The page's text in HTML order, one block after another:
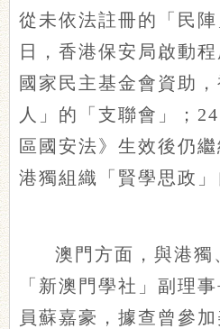
從未依法註冊的「民
日，香港保安局啟動
國家民主基金會資助
人」的「支聯會」；
區國安法》生效後仍
港獨組織「賢學思政」
澳門方面，與港獨
「新澳門學社」副理
員蘇嘉豪，據查曾參